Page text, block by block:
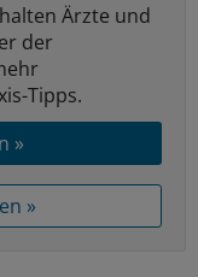
Ärzte und
der
Tipps.
»
»